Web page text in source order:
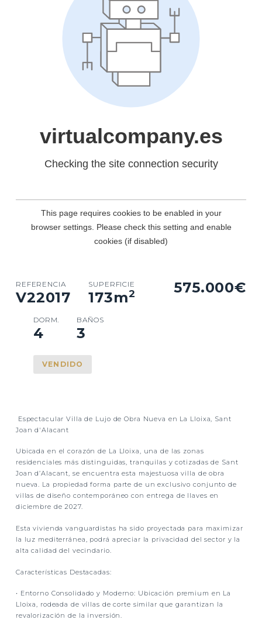
575.000€
REFERENCIA
V22017
SUPERFICIE
173m2
DORM.
4
BAÑOS
3
VENDIDO
Espectacular Villa de Lujo de Obra Nueva en La Lloixa, Sant
Joan d'Alacant
Ubicada en el corazón de La Lloixa, una de las zonas
residenciales más distinguidas, tranquilas y cotizadas de Sant
Joan d’Alacant, se encuentra esta majestuosa villa de obra
nueva. La propiedad forma parte de unexclusivo conjunto de
villas de diseño contemporáneo con entrega de llaves en
diciembre de 2027.
Esta vivienda vanguardistas ha sido proyectada para maximizar
la luz mediterránea, podrá apreciar la privacidad del sector y la
alta calidad del vecindario.
Características Destacadas:
• Entorno Consolidado y Moderno: Ubicación premium en La
Lloixa, rodeada de villas de corte similar que garantizan la
revalorización de la inversión.